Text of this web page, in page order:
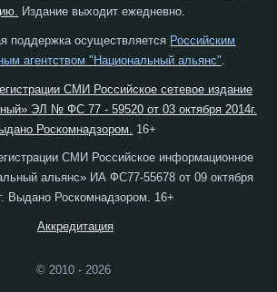
Издание выходит ежедневно.
поддержка осуществляется Российским
агентством "Национальный альянс"
СМИ Российское сетевое издание
ЭЛ № ФС 77 - 59520 от 03 октября 2014г.
Роскомнадзором.
16+
СМИ Российское информационное
альянс» ИА ФС77-55678 от 09 октября
Выдано Роскомнадзором. 16+
Аккредитация
© 2010 - 2026